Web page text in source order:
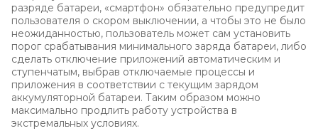
разряде батареи, «смартфон» обязательно предупредит
пользователя о скором выключении, а чтобы это не было
неожиданностью, пользователь может сам установить
порог срабатывания минимального заряда батареи, либо
сделать отключение приложений автоматическим и
ступенчатым, выбрав отключаемые процессы и
приложения в соответствии с текущим зарядом
аккумуляторной батареи. Таким образом можно
максимально продлить работу устройства в
экстремальных условиях.